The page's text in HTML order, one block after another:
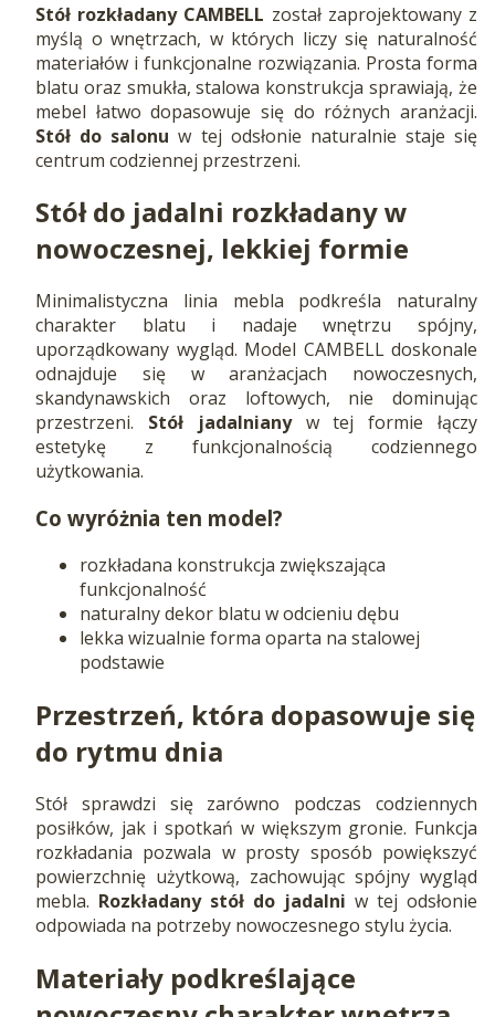
Stół rozkładany CAMBELL został zaprojektowany z
myślą o wnętrzach, w których liczy się naturalność
materiałów i funkcjonalne rozwiązania. Prosta forma
blatu oraz smukła, stalowa konstrukcja sprawiają, że
mebel łatwo dopasowuje się do różnych aranżacji.
Stół do salonu w tej odsłonie naturalnie staje się
centrum codziennej przestrzeni.
Stół do jadalni rozkładany w
nowoczesnej, lekkiej formie
Minimalistyczna linia mebla podkreśla naturalny
charakter blatu i nadaje wnętrzu spójny,
uporządkowany wygląd. Model CAMBELL doskonale
odnajduje się w aranżacjach nowoczesnych,
skandynawskich oraz loftowych, nie dominując
przestrzeni. Stół jadalnianyw tej formie łączy
estetykę z funkcjonalnością codziennego
użytkowania.
Co wyróżnia ten model?
rozkładana konstrukcja zwiększająca
funkcjonalność
naturalny dekor blatu w odcieniu dębu
lekka wizualnie forma oparta na stalowej
podstawie
Przestrzeń, która dopasowuje się
do rytmu dnia
Stół sprawdzi się zarówno podczas codziennych
posiłków, jak i spotkań w większym gronie. Funkcja
rozkładania pozwala w prosty sposób powiększyć
powierzchnię użytkową, zachowując spójny wygląd
mebla. Rozkładany stół do jadalni w tej odsłonie
odpowiada na potrzeby nowoczesnego stylu życia.
Materiały podkreślające